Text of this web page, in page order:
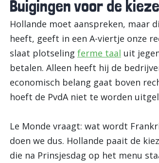
Buigingen voor de
Hollande moet aanspreken, maar
heeft, geeft in een A-viertje onze
slaat plotseling ferme taal uit
betalen. Alleen heeft hij de
economisch belang gaat boven
hoeft de PvdA niet te worden
Le Monde vraagt: wat wordt
doen we dus. Hollande paait de
die na Prinsjesdag op het menu